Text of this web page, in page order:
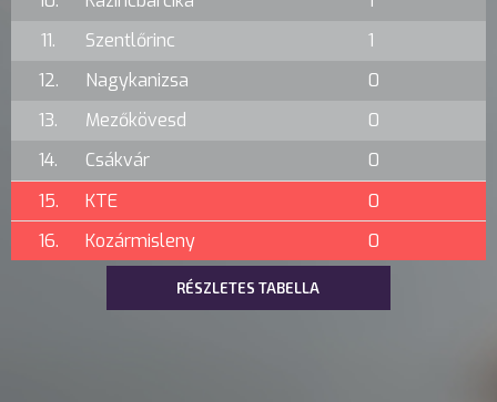
11.
Szentlőrinc
1
12.
Nagykanizsa
0
13.
Mezőkövesd
0
14.
Csákvár
0
15.
KTE
0
16.
Kozármisleny 0
RÉSZLETES TABELLA